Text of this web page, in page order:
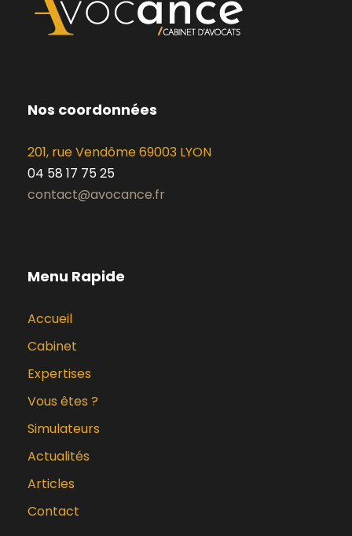
Nos coordonnées
201, rue Vendôme 69003 LYON
04 58 17 75 25
contact@avocance.fr
Menu Rapide
Accueil
Cabinet
Expertises
Vous êtes ?
Simulateurs
Actualités
Articles
Contact